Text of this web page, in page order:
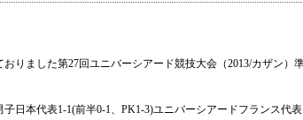
りました第27回ユニバーシアード競技大会（2013/カザン）
日本代表1-1(前半0-1、PK1-3)ユニバーシアードフランス代表